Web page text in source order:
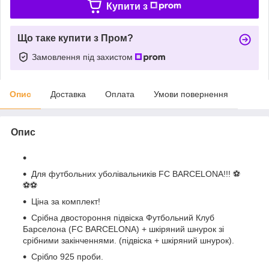
Купити з
Що таке купити з Пром?
Замовлення під захистом
Опис Доставка Оплата Умови повернення
Опис
Для футбольних уболівальників FC BARСELONA!!! ⚽️
⚽️⚽️
Ціна за комплект!
Срібна двостороння підвіска Футбольний Клуб
Барселона (FC BARСELONA) + шкіряний шнурок зі
срібними закінченнями. (підвіска + шкіряний шнурок).
Срібло 925 проби.